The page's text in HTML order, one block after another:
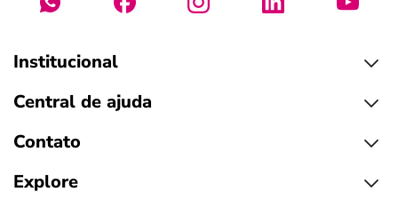
Institucional
Central de ajuda
Contato
Explore